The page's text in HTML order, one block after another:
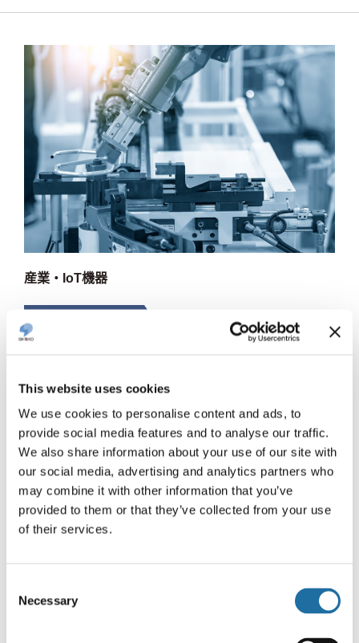
This website uses cookies
We use cookies to personalise content and ads, to
provide social media features and to analyse our traffic.
We also share information about your use of our site with
our social media, advertising and analytics partners who
may combine it with other information that you’ve
provided to them or that they’ve collected from your use
of their services.
Selection
Necessary
産業・IoT機器
プラスチックBGA用基板
リードフレーム
リードレスパッケージ用リードフレーム
リードパッケージ用リードフレーム
IC組立